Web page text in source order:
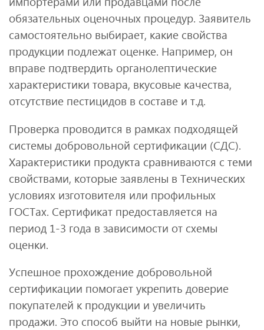
обязательных оценочных процедур. Заявитель
самостоятельно выбирает, какие свойства
продукции подлежат оценке. Например, он
вправе подтвердить органолептические
характеристики товара, вкусовые качества,
отсутствие пестицидов в составе и т.д.
Проверка проводится в рамках подходящей
системы добровольной сертификации (СДС).
Характеристики продукта сравниваются с теми
свойствами, которые заявлены в Технических
условиях изготовителя или профильных
ГОСТах. Сертификат предоставляется на
период 1-3 года в зависимости от схемы
оценки.
Успешное прохождение добровольной
сертификации помогает укрепить доверие
покупателей к продукции и увеличить
продажи. Это способ выйти на новые рынки,